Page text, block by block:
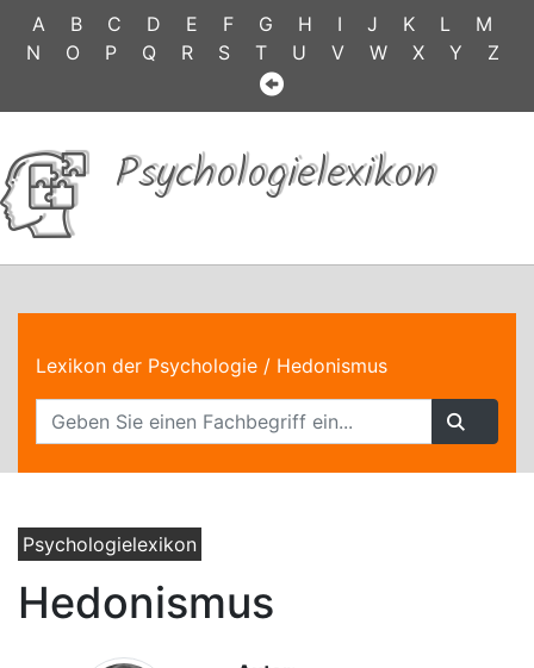
A B C D E F G H I J K L
M
N
O P Q R S T U V W X Y Z
Psychologielexikon
Lexikon der Psychologie / Hedonismus
Psychologielexikon
Hedonismus